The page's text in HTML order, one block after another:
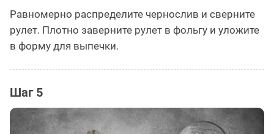
Равномерно распределите чернослив и сверните
рулет. Плотно заверните рулет в фольгу и уложите
в форму для выпечки.
Шаг 5